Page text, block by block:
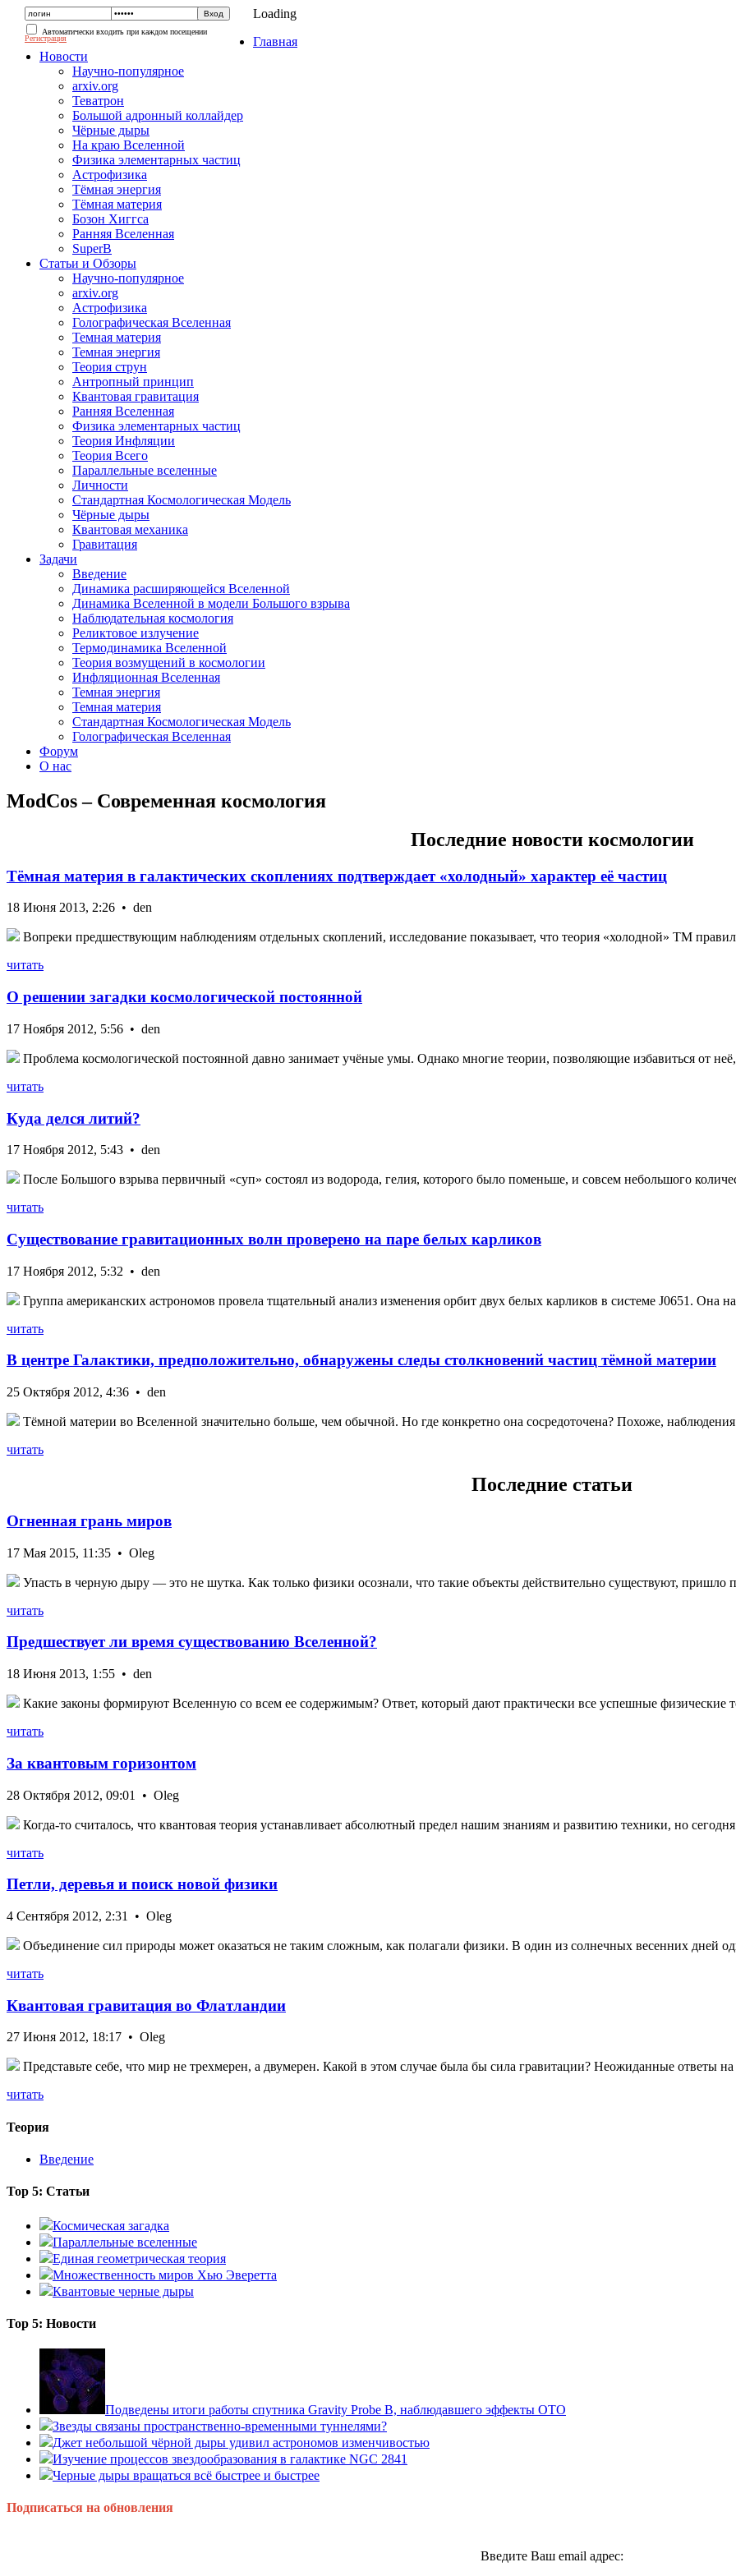
Автоматически входить при каждом посещении
Регистрация
Loading
Главная
Новости
Научно-популярное
arxiv.org
Теватрон
Большой адронный коллайдер
Чёрные дыры
На краю Вселенной
Физика элементарных частиц
Астрофизика
Тёмная энергия
Тёмная материя
Бозон Хиггса
Ранняя Вселенная
SuperB
Статьи и Обзоры
Научно-популярное
arxiv.org
Астрофизика
Голографическая Вселенная
Темная материя
Темная энергия
Теория струн
Антропный принцип
Квантовая гравитация
Ранняя Вселенная
Физика элементарных частиц
Теория Инфляции
Теория Всего
Параллельные вселенные
Личности
Стандартная Космологическая Модель
Чёрные дыры
Квантовая механика
Гравитация
Задачи
Введение
Динамика расширяющейся Вселенной
Динамика Вселенной в модели Большого взрыва
Наблюдательная космология
Реликтовое излучение
Термодинамика Вселенной
Теория возмущений в космологии
Инфляционная Вселенная
Темная энергия
Темная материя
Стандартная Космологическая Модель
Голографическая Вселенная
Форум
О нас
ModCos – Современная космология
Последние новости космологии
Тёмная материя в галактических скоплениях подтверждает «холодный» характер её частиц
18 Июня 2013, 2:26 • den
Вопреки предшествующим наблюдениям отдельных скоплений, исследование показывает, что теория «холодной» ТМ
читать
О решении загадки космологической постоянной
17 Ноября 2012, 5:56 • den
Проблема космологической постоянной давно занимает учёные умы. Однако многие теории, позволяющие избавиться от
читать
Куда делся литий?
17 Ноября 2012, 5:43 • den
После Большого взрыва первичный «суп» состоял из водорода, гелия, которого было поменьше, и совсем небольшого
читать
Существование гравитационных волн проверено на паре белых карликов
17 Ноября 2012, 5:32 • den
Группа американских астрономов провела тщательный анализ изменения орбит двух белых карликов в системе J0651. Она
читать
В центре Галактики, предположительно, обнаружены следы столкновений частиц тёмной материи
25 Октября 2012, 4:36 • den
Тёмной материи во Вселенной значительно больше, чем обычной. Но где конкретно она сосредоточена? Похоже,
читать
Последние статьи
Огненная грань миров
17 Мая 2015, 11:35 • Oleg
Упасть в черную дыру — это не шутка. Как только физики осознали, что такие объекты действительно существуют, пришло
читать
Предшествует ли время существованию Вселенной?
18 Июня 2013, 1:55 • den
Какие законы формируют Вселенную со всем ее содержимым? Ответ, который дают практически все успешные физические
читать
За квантовым горизонтом
28 Октября 2012, 09:01 • Oleg
Когда-то считалось, что квантовая теория устанавливает абсолютный предел нашим знаниям и развитию техники, но
читать
Петли, деревья и поиск новой физики
4 Сентября 2012, 2:31 • Oleg
Объединение сил природы может оказаться не таким сложным, как полагали физики. В один из солнечных весенних дней
читать
Квантовая гравитация во Флатландии
27 Июня 2012, 18:17 • Oleg
Представьте себе, что мир не трехмерен, а двумерен. Какой в этом случае была бы сила гравитации? Неожиданные ответы на
читать
Теория
Введение
Top 5: Статьи
Космическая загадка
Параллельные вселенные
Единая геометрическая теория
Множественность миров Хью Эверетта
Квантовые черные дыры
Top 5: Новости
Подведены итоги работы спутника Gravity Probe B, наблюдавшего эффекты ОТО
Звезды связаны пространственно-временными туннелями?
Джет небольшой чёрной дыры удивил астрономов изменчивостью
Изучение процессов звездообразования в галактике NGC 2841
Черные дыры вращаться всё быстрее и быстрее
Подписаться на обновления
Введите Ваш email адрес: